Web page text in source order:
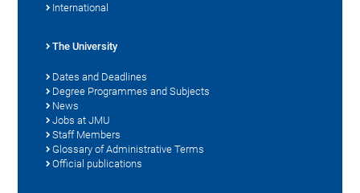
International
The University
Dates and Deadlines
Degree Programmes and Subjects
News
Jobs at JMU
Staff Members
Glossary of Administrative Terms
Official publications